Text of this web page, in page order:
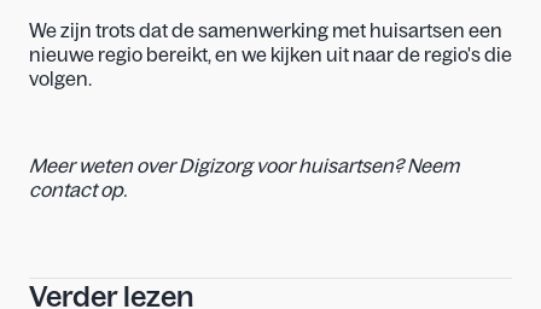
We zijn trots dat de samenwerking met huisartsen een
nieuwe regio bereikt, en we kijken uit naar de regio's die
volgen.
Meer weten over Digizorg voor huisartsen? Neem
contact op.
Verder lezen